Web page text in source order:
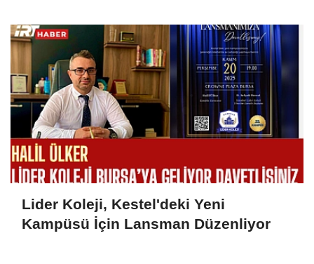
Lider Koleji, Kestel'deki Yeni
Kampüsü İçin Lansman Düzenliyor